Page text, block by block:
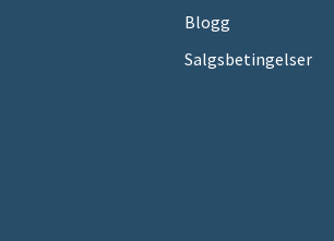
Blogg
Salgsbetingelser